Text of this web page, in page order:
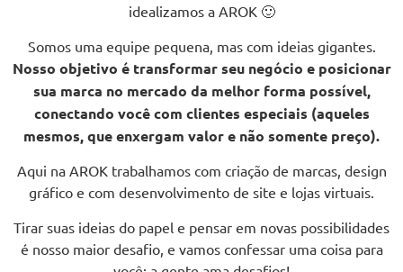
idealizamos a AROK 🙂
Somos uma equipe pequena, mas com ideias gigantes.
Nosso objetivo é transformar seu negócio e posicionar
sua marca no mercado da melhor forma possível,
conectando você com clientes especiais (aqueles
mesmos, que enxergam valor e não somente preço).
Aqui na AROK trabalhamos com criação de marcas, design
gráfico e com desenvolvimento de site e lojas virtuais.
Tirar suas ideias do papel e pensar em novas possibilidades
é nosso maior desafio, e vamos confessar uma coisa para